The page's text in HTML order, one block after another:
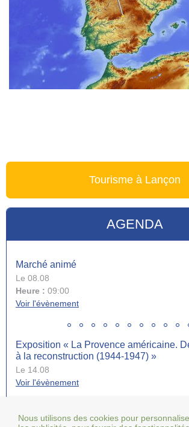
Tourisme à Lançon
AGENDA
Réunion d’information mutuelle AXA
Le 13.10
Heure :18:00
Marché animé
Le 08.08
Heure : 09:00
Voir l'évènement
Exposition « La Provence américaine.
à la reconstruction (1944-1947) »
Le 14.08
Voir l'évènement
Collecte de sang jeudi 20 août de 15h à
Nous utilisons des cookies pour